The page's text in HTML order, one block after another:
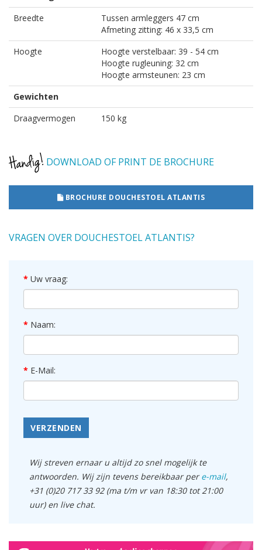
Breedte
Tussen armleggers 47 cm
Afmeting zitting: 46 x 33,5 cm
Hoogte
Hoogte verstelbaar: 39 - 54 cm
Hoogte rugleuning: 32 cm
Hoogte armsteunen: 23 cm
Gewichten
Draagvermogen
150 kg
DOWNLOAD OF PRINT DE BROCHURE
BROCHURE DOUCHESTOEL ATLANTIS
VRAGEN OVER DOUCHESTOEL ATLANTIS?
Uw vraag:
Naam:
E-Mail:
VERZENDEN
Wij streven ernaar u altijd zo snel mogelijk te
antwoorden. Wij zijn tevens bereikbaar pere-mail,
+31 (0)20 717 33 92 (ma t/m vr van 18:30 tot 21:00
uur) en live chat.